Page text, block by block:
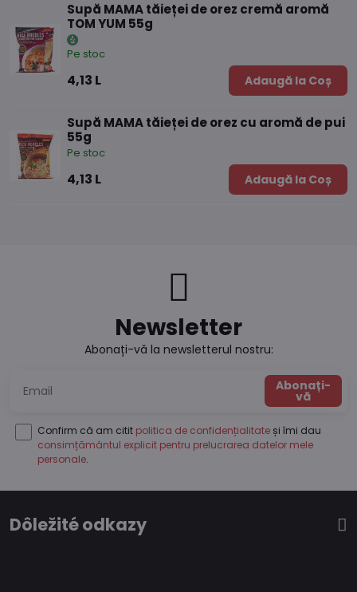
Supă MAMA tăieței de orez cremă aromă
TOM YUM 55g
Pe stoc
4,13 L Adaugă la Coș
Supă MAMA tăieței de orez cu aromă de pui
55g
Pe stoc
4,13 L Adaugă la Coș
Newsletter
Abonați-vă la newsletterul nostru:
Abonați-
vă
Confirm că am citit politica de confidențialitate și îmi dau
consimțământul explicit pentru prelucrarea datelor mele
personale.
Dôležité odkazy